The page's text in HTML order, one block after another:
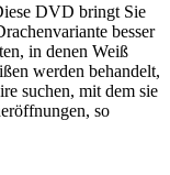
DVD bringt Sie
besser
in denen Weiß
werden behandelt,
suchen, mit dem sie
so